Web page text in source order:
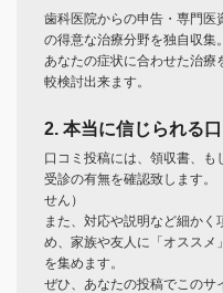
歯科医院からの申告・専門医
の得意な治療分野を独自収集。
あなたの症状に合わせた治
較検討出来ます。
2. 本当に信じられる口
口コミ投稿には、領収書、も
受診の有無を確認致します。
せん）
また、対応や説明など細か
め、家族や友人に「オススメ
を集めます。
ぜひ、あなたの投稿でこのサ